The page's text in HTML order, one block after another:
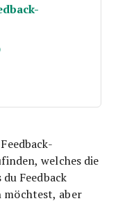
welches die
Feedback
möchtest, aber